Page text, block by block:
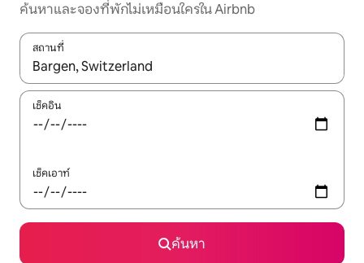
ค้นหาและจองที่พักไม่เหมือนใครใน Airbnb
สถานที่
ใช้ลูกศรขึ้นลง หรือใช้การสัมผัสหรือปัด เพื่อสำรวจผลการค้นหา
เช็คอิน
เช็คเอาท์
ค้นหา